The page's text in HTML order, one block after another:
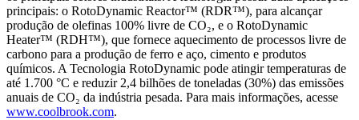
principais: o RotoDynamic Reactor™ (RDR™), para alcançar
produção de olefinas 100% livre de CO₂, e o RotoDynamic
Heater™ (RDH™), que fornece aquecimento de processos livre de
carbono para a produção de ferro e aço, cimento e produtos
químicos. A Tecnologia RotoDynamic pode atingir temperaturas de
até 1.700 °C e reduzir 2,4 bilhões de toneladas (30%) das emissões
anuais de CO₂ da indústria pesada. Para mais informações, acesse
www.coolbrook.com.